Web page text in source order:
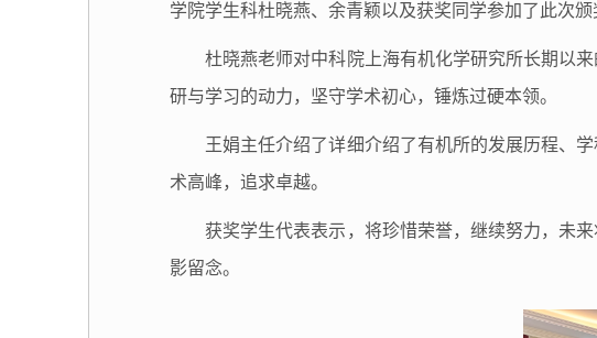
学院学生科杜晓燕、余青颖以及获奖同学参加了此次颁
杜晓燕老师对中科院上海有机化学研究所长期以
研与学习的动力，坚守学术初心，锤炼过硬本领。
王娟主任介绍了详细介绍了有机所的发展历程、
术高峰，追求卓越。
获奖学生代表表示，将珍惜荣誉，继续努力，未
影留念。